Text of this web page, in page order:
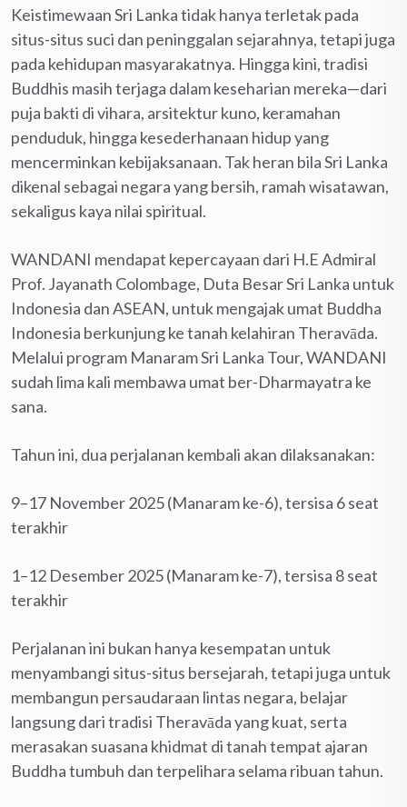
Keistimewaan Sri Lanka tidak hanya terletak pada
situs-situs suci dan peninggalan sejarahnya, tetapi juga
pada kehidupan masyarakatnya. Hingga kini, tradisi
Buddhis masih terjaga dalam keseharian mereka—dari
puja bakti di vihara, arsitektur kuno, keramahan
penduduk, hingga kesederhanaan hidup yang
mencerminkan kebijaksanaan. Tak heran bila Sri Lanka
dikenal sebagai negara yang bersih, ramah wisatawan,
sekaligus kaya nilai spiritual.
WANDANI mendapat kepercayaan dari H.E Admiral
Prof. Jayanath Colombage, Duta Besar Sri Lanka untuk
Indonesia dan ASEAN, untuk mengajak umat Buddha
Indonesia berkunjung ke tanah kelahiran Theravāda.
Melalui program Manaram Sri Lanka Tour, WANDANI
sudah lima kali membawa umat ber-Dharmayatra ke
sana.
Tahun ini, dua perjalanan kembali akan dilaksanakan:
9–17 November 2025 (Manaram ke-6), tersisa 6 seat
terakhir
1–12 Desember 2025 (Manaram ke-7), tersisa 8 seat
terakhir
Perjalanan ini bukan hanya kesempatan untuk
menyambangi situs-situs bersejarah, tetapi juga untuk
membangun persaudaraan lintas negara, belajar
langsung dari tradisi Theravāda yang kuat, serta
merasakan suasana khidmat di tanah tempat ajaran
Buddha tumbuh dan terpelihara selama ribuan tahun.